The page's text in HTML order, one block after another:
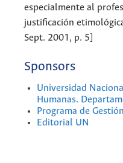
especialmente al
justificación
Sept. 2001, p. 5]
Sponsors
Universidad
Humanas.
Programa de
Editorial UN